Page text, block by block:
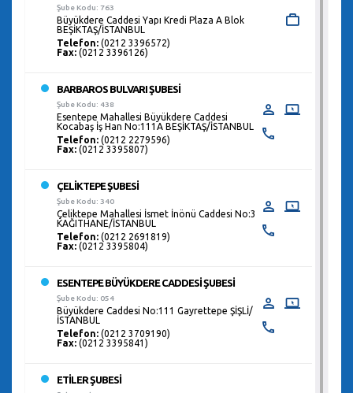
Şube Kodu: 763
Büyükdere Caddesi Yapı Kredi Plaza A Blok
BEŞİKTAŞ/İSTANBUL
Telefon: (0212 3396572)
Fax: (0212 3396126)
BARBAROS BULVARI ŞUBESİ
Şube Kodu: 438
Esentepe Mahallesi Büyükdere Caddesi
Kocabaş İş Han No:111A BEŞİKTAŞ/İSTANBUL
Telefon: (0212 2279596)
Fax: (0212 3395807)
ÇELİKTEPE ŞUBESİ
Şube Kodu: 340
Çeliktepe Mahallesi İsmet İnönü Caddesi No:3
KAĞITHANE/İSTANBUL
Telefon: (0212 2691819)
Fax: (0212 3395804)
ESENTEPE BÜYÜKDERE CADDESİ ŞUBESİ
Şube Kodu: 054
Büyükdere Caddesi No:111 Gayrettepe ŞİŞLİ/
İSTANBUL
Telefon: (0212 3709190)
Fax: (0212 3395841)
ETİLER ŞUBESİ